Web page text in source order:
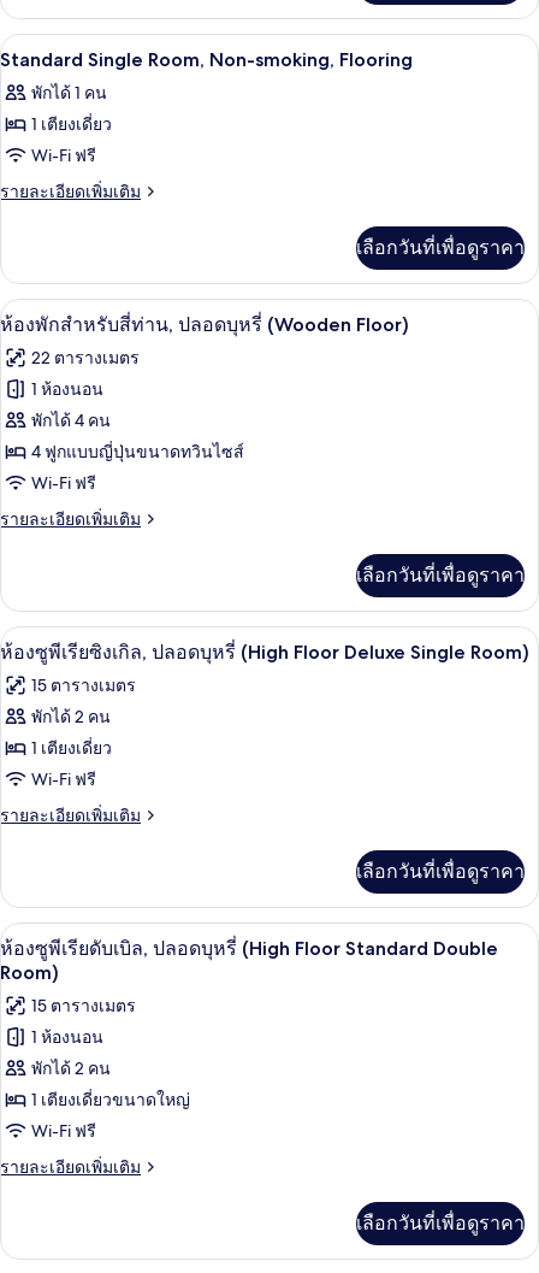
เกี่ยว
กับ
ห้อง
เปิด
ภาพถ่าย
ทั้งหมด
ของ
Standard
Non-
smoking,
Flooring
1
Standard Single Room, Non-smoking, Flooring
พักได้ 1 คน
1 เตียงเดี่ยว
Wi-Fi ฟรี
รายละเอียดเพิ่มเติม
ราย
เกี่ยว
กับ
Standard
Room,
Non-
smoking,
Flooring
เลือกวันที่เพื่อดูราคา
เปิด
ภาพถ่าย
ทั้งหมด
ของ
ห้อง
พัก
สำหรับ
ท่าน,
ปลอด
บุหรี่
(Wooden
Floor)
ห้องพักสำหรับสี่ท่าน, ปลอดบุหรี่
5
ห้องพักสำหรับสี่ท่าน, ปลอดบุหรี่ (Wooden Floor)
22 ตารางเมตร
1 ห้องนอน
พักได้ 4 คน
4 ฟูกแบบญี่ปุ่นขนาดทวินไซส์
Wi-Fi ฟรี
รายละเอียดเพิ่มเติม
ราย
เกี่ยว
กับ
ห้อง
สำหรับ
สี่
ปลอด
บุหรี่
Floor)
เลือกวันที่เพื่อดูราคา
เปิด
ภาพถ่าย
ทั้งหมด
ของ
ห้อง
ซู
เรีย
ซิงเกิล,
ปลอด
บุหรี่
(High
Floor
Deluxe
Single
Room)
ห้องซูพีเรียซิงเกิล, ปลอดบุหรี่ (High
5
ห้องซูพีเรียซิงเกิล, ปลอดบุหรี่ (High Floor Deluxe Single Room)
15 ตารางเมตร
พักได้ 2 คน
1 เตียงเดี่ยว
Wi-Fi ฟรี
รายละเอียดเพิ่มเติม
ราย
เกี่ยว
กับ
ห้อง
ซู
เรีย
ซิงเกิล,
ปลอด
บุหรี่
(High
Deluxe
Single
Room)
เลือกวันที่เพื่อดูราคา
เปิด
ภาพถ่าย
ทั้งหมด
ของ
ห้อง
ซู
เรียดั
ปลอด
ห้องซูพีเรียดับเบิล, ปลอดบุหรี่ (High
5
ห้องซูพีเรียดับเบิล, ปลอดบุหรี่ (High Floor Standard Double
Room)
15 ตารางเมตร
1 ห้องนอน
พักได้ 2 คน
1 เตียงเดี่ยวขนาดใหญ่
Wi-Fi ฟรี
รายละเอียดเพิ่มเติม
ราย
เกี่ยว
เลือกวันที่เพื่อดูราคา